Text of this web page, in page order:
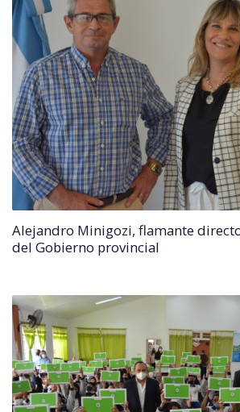
Alejandro Minigozi, flamante
del Gobierno provincial